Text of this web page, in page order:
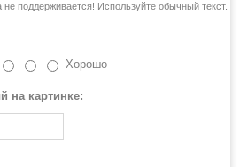
не поддерживается! Используйте обычный текст.
Хорошо
на картинке: